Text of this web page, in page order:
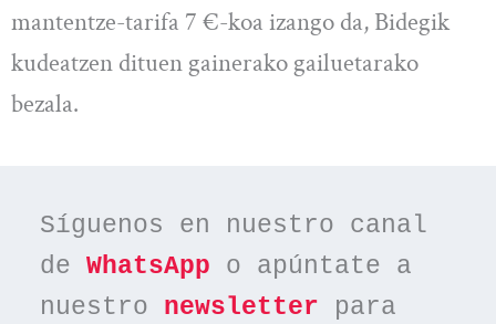
mantentze-tarifa 7 €-koa izango da, Bidegik
kudeatzen dituen gainerako gailuetarako
bezala.
Síguenos en nuestro canal
de WhatsApp o apúntate a
nuestro newsletter para